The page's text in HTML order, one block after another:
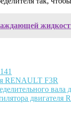
RENAULT F3R
вала
двигателя